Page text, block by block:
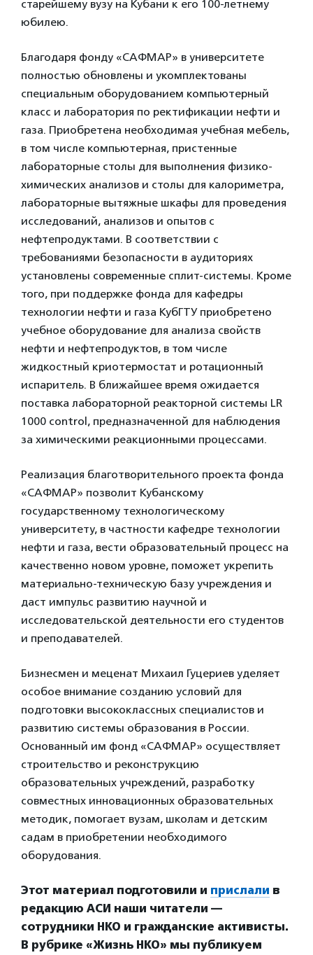
старейшему вузу на Кубани к его 100-летнему
юбилею.
Благодаря фонду «САФМАР» в университете
полностью обновлены и укомплектованы
специальным оборудованием компьютерный
класс и лаборатория по ректификации нефти и
газа. Приобретена необходимая учебная мебель,
в том числе компьютерная, пристенные
лабораторные столы для выполнения физико-
химических анализов и столы для калориметра,
лабораторные вытяжные шкафы для проведения
исследований, анализов и опытов с
нефтепродуктами. В соответствии с
требованиями безопасности в аудиториях
установлены современные сплит-системы. Кроме
того, при поддержке фонда для кафедры
технологии нефти и газа КубГТУ приобретено
учебное оборудование для анализа свойств
нефти и нефтепродуктов, в том числе
жидкостный криотермостат и ротационный
испаритель. В ближайшее время ожидается
поставка лабораторной реакторной системы LR
1000 control, предназначенной для наблюдения
за химическими реакционными процессами.
Реализация благотворительного проекта фонда
«САФМАР» позволит Кубанскому
государственному технологическому
университету, в частности кафедре технологии
нефти и газа, вести образовательный процесс на
качественно новом уровне, поможет укрепить
материально-техническую базу учреждения и
даст импульс развитию научной и
исследовательской деятельности его студентов
и преподавателей.
Бизнесмен и меценат Михаил Гуцериев уделяет
особое внимание созданию условий для
подготовки высококлассных специалистов и
развитию системы образования в России.
Основанный им фонд «САФМАР» осуществляет
строительство и реконструкцию
образовательных учреждений, разработку
совместных инновационных образовательных
методик, помогает вузам, школам и детским
садам в приобретении необходимого
оборудования.
Этот материал подготовили и прислали в
редакцию АСИ наши читатели —
сотрудники НКО и гражданские активисты.
В рубрике «Жизнь НКО» мы публикуем